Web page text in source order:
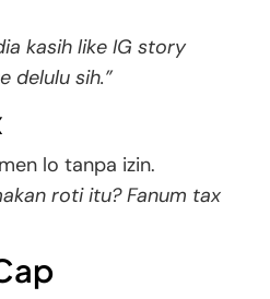
kasih like IG story
delulu sih.”
lo tanpa izin.
roti itu? Fanum tax